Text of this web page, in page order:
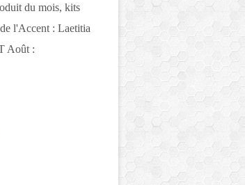
du mois, kits
l'Accent : Laetitia
Août :